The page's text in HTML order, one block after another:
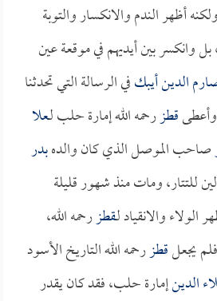
أظهر الندم والانكسار والتوبة
وانكسر بين أيديهم في موقعة عين
الدين أيبكفي الرسالة التي تحدثنا
قطزرحمه الله إمارة حلب لـعلا
صاحب الموصل الذي كان والدهبدر
للتتار، ومات منذ شهور قليلة
الولاء والانقياد لـقطزرحمه الله،
يجعلقطزرحمه الله التاريخ الأسود
الدينإمارة حلب، فقد كان يقدر